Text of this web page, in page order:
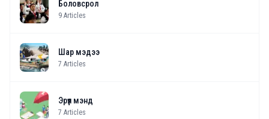
Боловсрол
9 Articles
Шар мэдээ
7 Articles
Эрүүл мэнд
7 Articles